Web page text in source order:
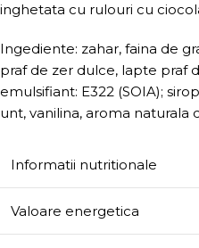
inghetata cu rulouri cu
Ingediente: zahar, faina de
praf de zer dulce, lapte praf
emulsifiant: E322 (SOIA);
unt, vanilina, aroma naturala
Informatii nutritionale
Valoare energetica